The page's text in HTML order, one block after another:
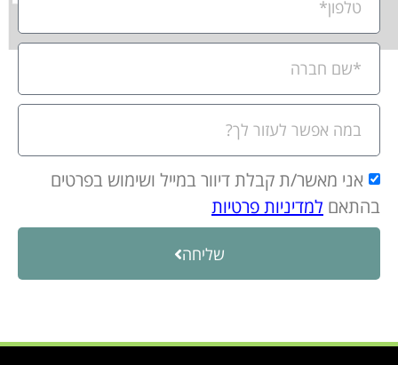
אני מאשר/ת קבלת דיוור במייל ושימוש בפרטים
בהתאם למדיניות פרטיות
שליחה